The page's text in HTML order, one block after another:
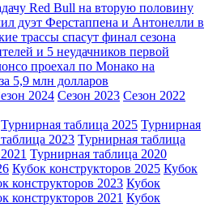
Red Bull на вторую половину
дуэт Ферстаппена и Антонелли в
трассы спасут финал сезона
и 5 неудачников первой
проехал по Монако на
5,9 млн долларов
2024 Сезон 2023 Сезон 2022
Турнирная таблица 2025 Турнирная
2023 Турнирная таблица
Турнирная таблица 2020
Кубок конструкторов 2025 Кубок
конструкторов 2023 Кубок
конструкторов 2021 Кубок